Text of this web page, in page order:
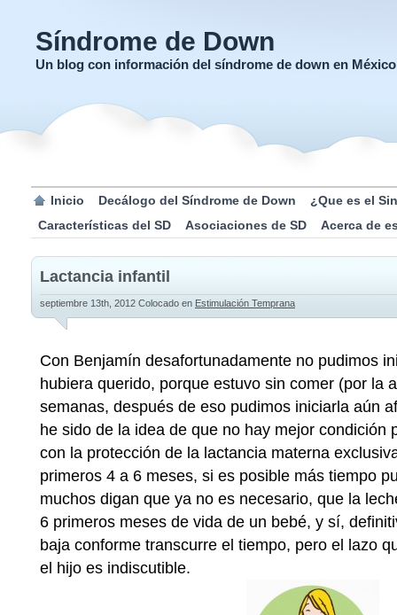
Síndrome de Down
Un blog con información del síndrome de down en México
Inicio Decálogo del Síndrome de Down
¿Que es el
Características del SD
Asociaciones de SD Acerca de
Lactancia infantil
septiembre 13th, 2012 Colocado en Estimulación Temprana
Con Benjamín desafortunadamente no pudimos
hubiera querido, porque estuvo sin comer (por la
semanas, después de eso pudimos iniciarla aún
he sido de la idea de que no hay mejor condición
con la protección de la lactancia materna
primeros 4 a 6 meses, si es posible más tiempo
muchos digan que ya no es necesario, que la
6 primeros meses de vida de un bebé, y sí,
baja conforme transcurre el tiempo, pero el lazo
el hijo es indiscutible.